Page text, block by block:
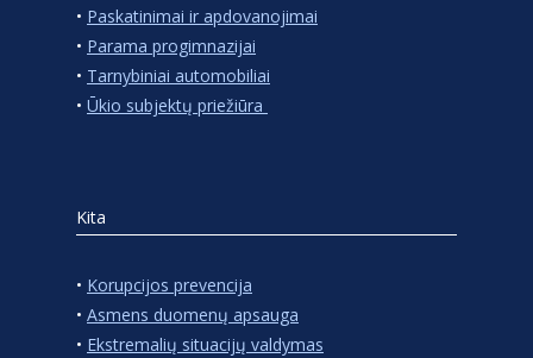
• Paskatinimai ir apdovanojimai
• Parama progimnazijai
• Tarnybiniai automobiliai
• Ūkio subjektų priežiūra
Kita
• Korupcijos prevencija
• Asmens duomenų apsauga
• Ekstremalių situacijų valdymas